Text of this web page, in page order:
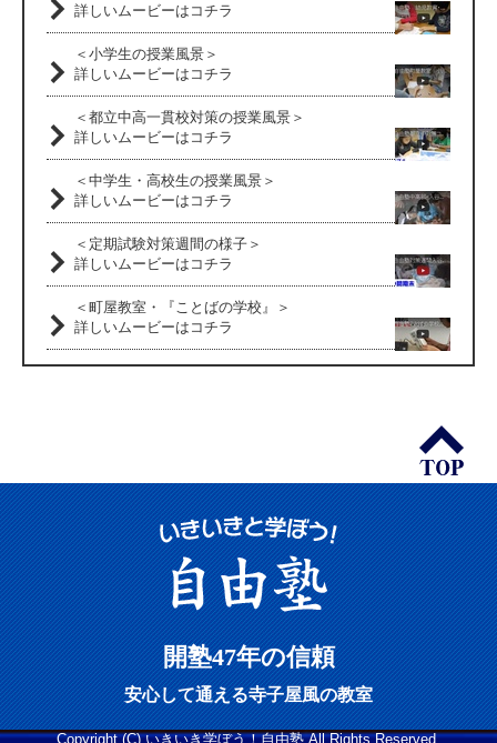
詳しいムービーはコチラ
＜小学生の授業風景＞
詳しいムービーはコチラ
＜都立中高一貫校対策の授業風景＞
詳しいムービーはコチラ
＜中学生・高校生の授業風景＞
詳しいムービーはコチラ
＜定期試験対策週間の様子＞
詳しいムービーはコチラ
＜町屋教室・『ことばの学校』＞
詳しいムービーはコチラ
開塾47年の信頼
安心して通える寺子屋風の教室
Copyright (C) いきいき学ぼう！自由塾 All Rights Reserved.